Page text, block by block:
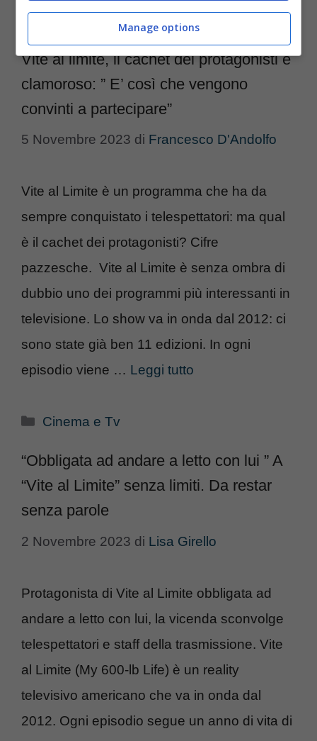
Categorie
Vite al limite, il cachet dei protagonisti è
clamoroso: ” E’ così che vengono
convinti a partecipare”
5 Novembre 2023 di Francesco D'Andolfo
Vite al Limite è un programma che ha da
sempre conquistato i telespettatori: ma qual
è il cachet dei protagonisti? Cifre
pazzesche. Vite al Limite è senza ombra di
dubbio uno dei programmi più interessanti in
televisione. Lo show va in onda dal 2012: ci
sono state già ben 11 edizioni. In ogni
episodio viene … Leggi tutto
Categorie
Cinema e Tv
“Obbligata ad andare a letto con lui ” A
“Vite al Limite” senza limiti. Da restar
senza parole
2 Novembre 2023 di Lisa Girello
Protagonista di Vite al Limite obbligata ad
andare a letto con lui, la vicenda sconvolge
telespettatori e staff della trasmissione. Vite
al Limite (My 600-lb Life) è un reality
televisivo americano che va in onda dal
2012. Ogni episodio segue un anno di vita di
Manage options